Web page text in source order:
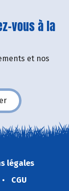
vous à la
et nos
légales
CGU